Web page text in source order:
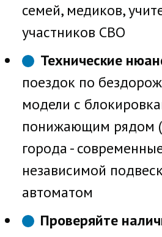
семей, медиков,
участников СВО
Технические
поездок по
модели с
понижающим рядом
города -
независимой
автоматом
Проверяйте